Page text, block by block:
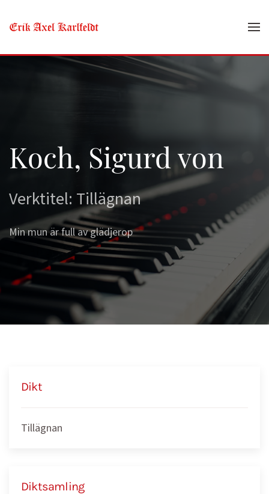
Skip to main content
Koch, Sigurd von
Verktitel: Tillägnan
Min mun är full av glädjerop
Dikt
Tillägnan
Diktsamling